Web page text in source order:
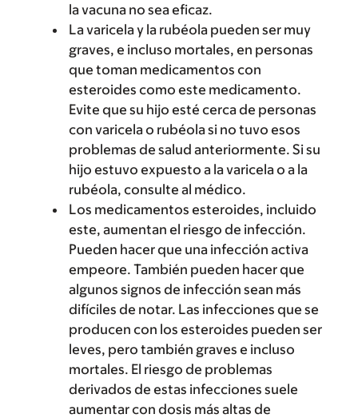
la vacuna no sea eficaz.
La varicela y la rubéola pueden ser muy
graves, e incluso mortales, en personas
que toman medicamentos con
esteroides como este medicamento.
Evite que su hijo esté cerca de personas
con varicela o rubéola si no tuvo esos
problemas de salud anteriormente. Si su
hijo estuvo expuesto a la varicela o a la
rubéola, consulte al médico.
Los medicamentos esteroides, incluido
este, aumentan el riesgo de infección.
Pueden hacer que una infección activa
empeore. También pueden hacer que
algunos signos de infección sean más
difíciles de notar. Las infecciones que se
producen con los esteroides pueden ser
leves, pero también graves e incluso
mortales. El riesgo de problemas
derivados de estas infecciones suele
aumentar con dosis más altas de